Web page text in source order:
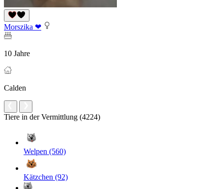
Morszika ❤
10 Jahre
Calden
Tiere in der Vermittlung (4224)
Welpen (560)
Kätzchen (92)